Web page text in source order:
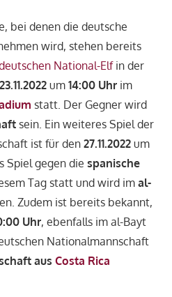
bei denen die deutsche
wird, stehen bereits
National-Elfin der
23.11.2022um 14:00 Uhrim
statt. Der Gegner wird
sein. Ein weiteres Spiel der
ist für den 27.11.2022um
Spiel gegen die spanische
Tag statt und wird im al-
Zudem ist bereits bekannt,
Uhr, ebenfalls im al-Bayt
Nationalmannschaft
aus Costa Rica